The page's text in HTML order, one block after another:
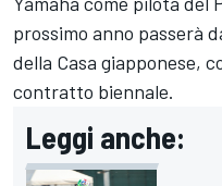
prossimo anno passerà
della Casa giapponese,
contratto biennale.
Leggi anche: